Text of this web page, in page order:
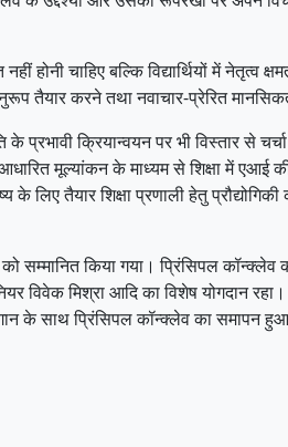
चाहिए बल्कि विद्यार्थियों में नेतृत्व
तैयार करने तथा नवाचार-प्रेरित
क्रियान्वयन पर भी विस्तार से
मूल्यांकन के माध्यम से शिक्षा में एआई
के लिए तैयार शिक्षा प्रणाली हेतु
किया गया। प्रिंसिपल कॉन्क्लेव
विवेक मिश्रा आदि का विशेष योगदान
के साथ प्रिंसिपल कॉन्क्लेव का समापन